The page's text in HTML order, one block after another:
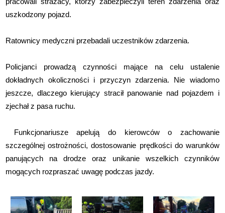
uszkodzony pojazd.
Ratownicy medyczni przebadali uczestników zdarzenia.
Policjanci prowadzą czynności mające na celu ustalenie
dokładnych okoliczności i przyczyn zdarzenia. Nie wiadomo
jeszcze, dlaczego kierujący stracił panowanie nad pojazdem i
zjechał z pasa ruchu.
Funkcjonariusze apelują do kierowców o zachowanie
szczególnej ostrożności, dostosowanie prędkości do warunków
panujących na drodze oraz unikanie wszelkich czynników
mogących rozpraszać uwagę podczas jazdy.